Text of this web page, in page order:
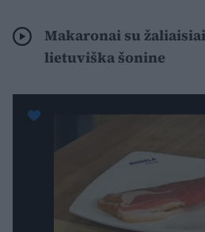
Makaronai su
lietuviška šonine